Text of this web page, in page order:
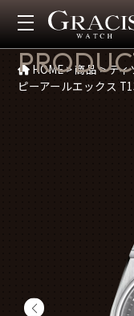
商品紹介
HOME>商品>ティ
ピーアールエックス